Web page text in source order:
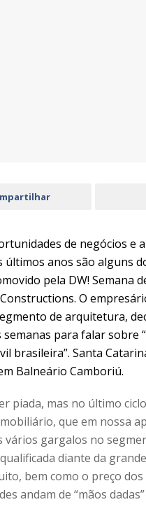
de negócios e
últimos anos são alguns
pela DW! Semana
O
de arquitetura,
semanas para falar sobre
brasileira”. Santa
Balneário Camboriú.
piada, mas no último
que em nossa
vários gargalos no
diante da
bem como o preço
andam de “mãos